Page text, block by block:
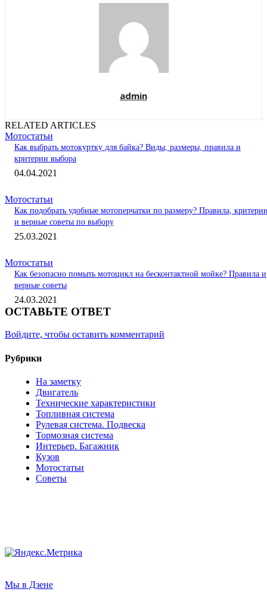
admin
RELATED ARTICLES
Мотостатьи
Как выбрать мотокуртку для байка? Виды, размеры, правила и
критерии выбора
04.04.2021
Мотостатьи
Как подобрать удобные мотоперчатки по размеру? Правила,
и верные советы по выбору
25.03.2021
Мотостатьи
Как безопасно помыть мотоцикл на бесконтактной мойке? Правила и
верные советы
24.03.2021
ОСТАВЬТЕ ОТВЕТ
Войдите, чтобы оставить комментарий
Рубрики
На заметку
Двигатель
Технические характеристики
Топливная система
Рулевая система. Подвеска
Тормозная система
Интерьер. Багажник
Кузов
Мотостатьи
Советы
Мы в Дзене